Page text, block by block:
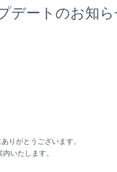
デートのお知
りがとうございます。
いたします。